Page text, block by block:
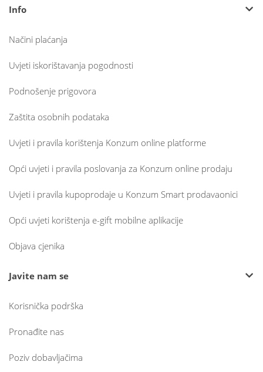
Info
Načini plaćanja
Uvjeti iskorištavanja pogodnosti
Podnošenje prigovora
Zaštita osobnih podataka
Uvjeti i pravila korištenja Konzum online platforme
Opći uvjeti i pravila poslovanja za Konzum online prodaju
Uvjeti i pravila kupoprodaje u Konzum Smart prodavaonici
Opći uvjeti korištenja e-gift mobilne aplikacije
Objava cjenika
Javite nam se
Korisnička podrška
Pronađite nas
Poziv dobavljačima